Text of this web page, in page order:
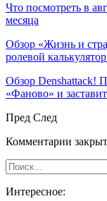
Что посмотреть в
месяца
Обзор «Жизнь и
ролевой
Обзор Denshattack!
«Фаново» и
Пред След
Комментарии
Интересное: